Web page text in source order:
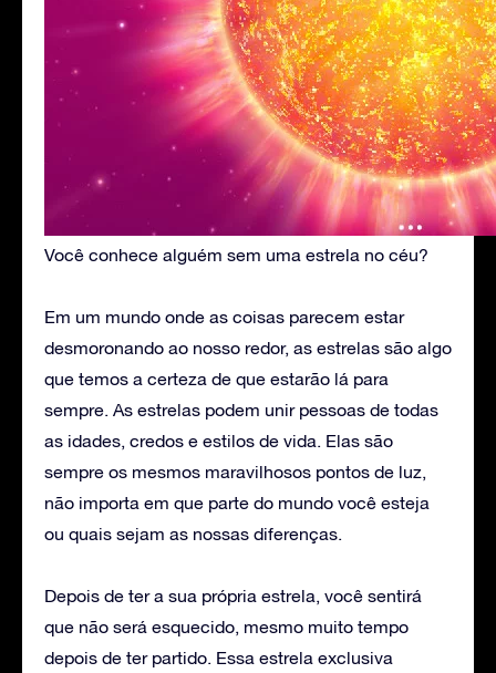
Você conhece alguém sem uma estrela no céu?
Em um mundo onde as coisas parecem estar
desmoronando ao nosso redor, as estrelas são algo
que temos a certeza de que estarão lá para
sempre. As estrelas podem unir pessoas de todas
as idades, credos e estilos de vida. Elas são
sempre os mesmos maravilhosos pontos de luz,
não importa em que parte do mundo você esteja
ou quais sejam as nossas diferenças.
Depois de ter a sua própria estrela, você sentirá
que não será esquecido, mesmo muito tempo
depois de ter partido. Essa estrela exclusiva